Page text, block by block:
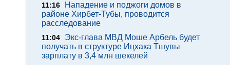
11:16
Нападение и поджоги домов в
районе Хирбет-Тубы, проводится
расследование
11:04
Экс-глава МВД Моше Арбель будет
получать в структуре Ицхака Тшувы
зарплату в 3,4 млн шекелей